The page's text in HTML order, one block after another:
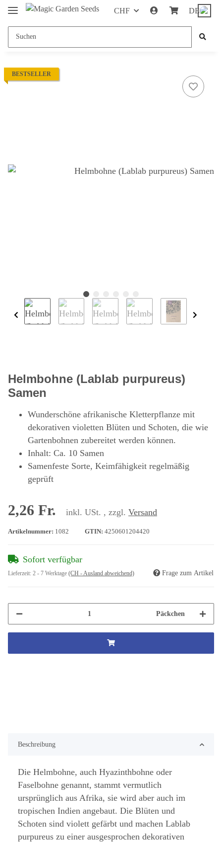
CHF DE
BESTSELLER
Helmbohne (Lablab purpureus)
Samen
Wunderschöne afrikanische Kletterpflanze mit
dekorativen violetten Blüten und Schoten, die wie
Gartenbohnen zubereitet werden können.
Inhalt: Ca. 10 Samen
Samenfeste Sorte, Keimfähigkeit regelmäßig
geprüft
2,26 Fr. inkl. USt. , zzgl. Versand
Artikelnummer: 1082 GTIN: 4250601204420
Sofort verfügbar
Lieferzeit: 2 - 7 Werktage (CH - Ausland abweichend) Frage zum Artikel
Päckchen
Beschreibung
Die Helmbohne, auch Hyazinthbohne oder
Faselbohne genannt, stammt vermutlich
ursprünglich aus Afrika, sie wird aber auch im
tropischen Indien angebaut. Die Blüten und
Schoten sind violett gefärbt und machen Lablab
purpureus zu einer ausgesprochen dekorativen